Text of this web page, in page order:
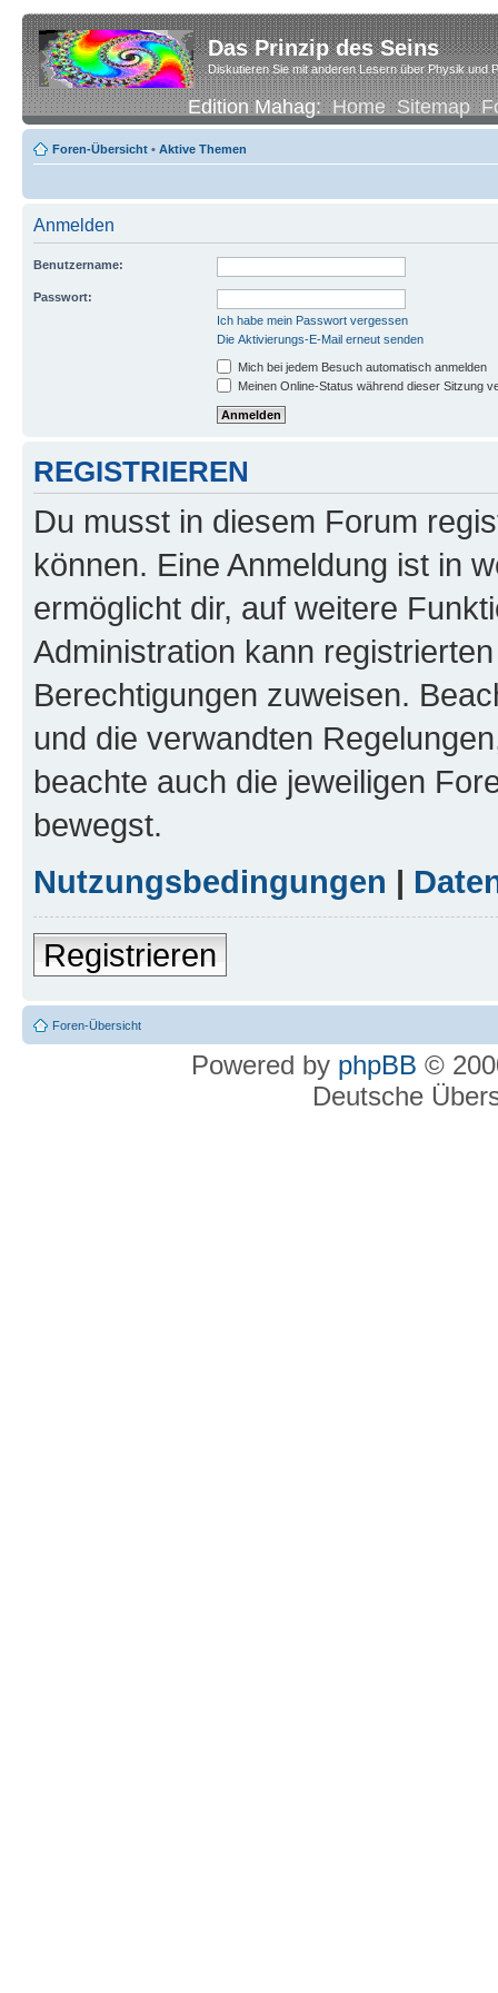
Das Prinzip des Seins
Diskutieren Sie mit anderen Lesern über Physik und
Edition Mahag:Home Sitemap
Foren-Übersicht • Aktive Themen
Anmelden
Benutzername:
Passwort:
Ich habe mein Passwort vergessen
Die Aktivierungs-E-Mail erneut senden
Mich bei jedem Besuch automatisch anmelden
Meinen Online-Status während dieser Sitzung
REGISTRIEREN
Du musst in diesem Forum
können. Eine Anmeldung ist in
ermöglicht dir, auf weitere
Administration kann
Berechtigungen zuweisen.
und die verwandten
beachte auch die jeweiligen
bewegst.
Nutzungsbedingungen |
Registrieren
Foren-Übersicht
Powered by phpBB ©
Deutsche